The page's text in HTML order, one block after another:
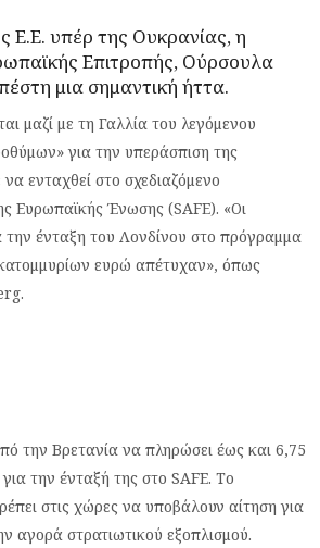
Ε.Ε. υπέρ της Ουκρανίας, η
Επιτροπής, Ούρσουλα
μια σημαντική ήττα.
μαζί με τη Γαλλία του λεγόμενου
για την υπεράσπιση της
ενταχθεί στο σχεδιαζόμενο
Ευρωπαϊκής Ένωσης (SAFE). «Οι
την ένταξη του Λονδίνου στο πρόγραμμα
ευρώ απέτυχαν», όπως
την Βρετανία να πληρώσει έως και 6,75
την ένταξή της στο SAFE. Το
στις χώρες να υποβάλουν αίτηση για
αγορά στρατιωτικού εξοπλισμού.